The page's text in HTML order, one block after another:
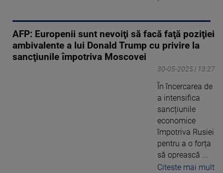
AFP: Europenii sunt nevoiţi să facă faţă poziţiei
ambivalente a lui Donald Trump cu privire la
sancţiunile împotriva Moscovei
30-05-2025 | 13:27
În încercarea de
a intensifica
sancțiunile
economice
împotriva Rusiei
pentru a o forța
să oprească ...
Citeste mai mult